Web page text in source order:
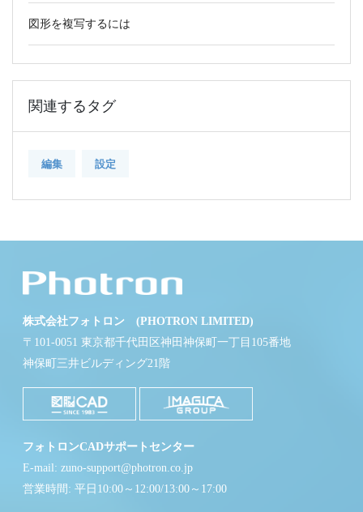
図形を複写するには
関連するタグ
編集 設定
株式会社フォトロン (PHOTRON LIMITED)
〒101-0051 東京都千代田区神田神保町一丁目105番地
神保町三井ビルディング21階
フォトロンCADサポートセンター
E-mail: zuno-support@photron.co.jp
営業時間: 平日10:00～12:00/13:00～17:00